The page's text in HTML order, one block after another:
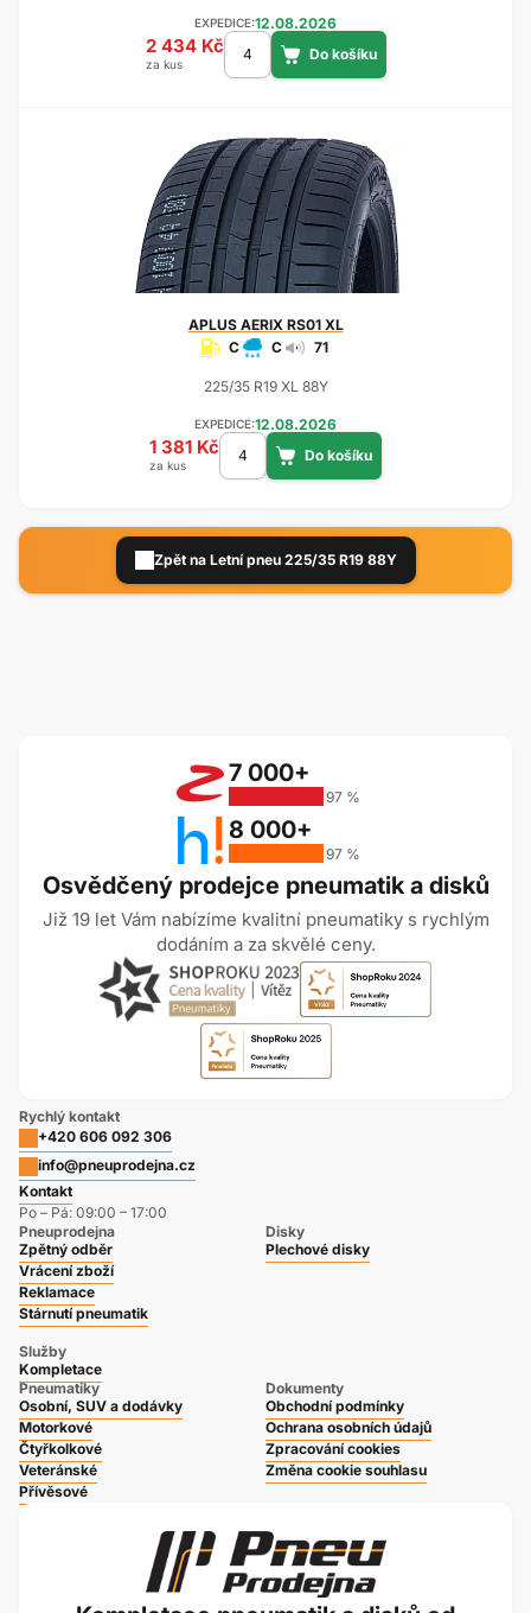
EXPEDICE:12.08.2026
2 434 Kč
za kus
APLUSAERIX RS01 XL
C
C 71
225/35 R19 XL 88Y
EXPEDICE:12.08.2026
1 381 Kč
za kus
Zpět na Letní pneu 225/35 R19 88Y
Osvědčený prodejce pneumatik a disků
Již 19 let Vám nabízíme kvalitní pneumatiky s rychlým
dodáním a za skvělé ceny.
7 000+
97 %
8 000+
97 %
Rychlý kontakt
+420 606 092 306
info@pneuprodejna.cz
Kontakt
Po – Pá: 09:00 – 17:00
Pneuprodejna
Zpětný odběr
Vrácení zboží
Reklamace
Stárnutí pneumatik
Služby
Kompletace
Disky
Plechové disky
Pneumatiky
Osobní, SUV a dodávky
Motorkové
Čtyřkolkové
Veteránské
Přívěsové
Dokumenty
Obchodní podmínky
Ochrana osobních údajů
Zpracování cookies
Změna cookie souhlasu